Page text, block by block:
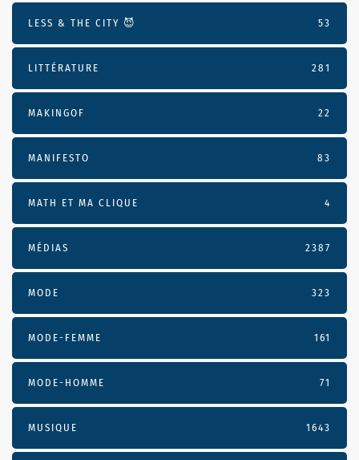
LESS & THE CITY 😈 53
LITTÉRATURE 281
MAKINGOF 22
MANIFESTO 83
MATH ET MA CLIQUE 4
MÉDIAS 2387
MODE 323
MODE-FEMME 161
MODE-HOMME 71
MUSIQUE 1643